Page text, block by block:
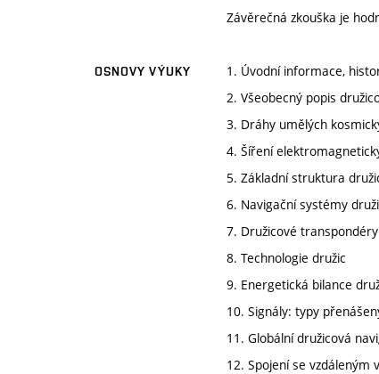
Závěrečná zkouška je
OSNOVY VÝUKY
1. Úvodní informace,
2. Všeobecný popis
3. Dráhy umělých
4. Šíření
5. Základní struktura
6. Navigační systémy
7. Družicové transpondéry
8. Technologie družic
9. Energetická bilance
10. Signály: typy
11. Globální družicová
12. Spojení se vzdáleným